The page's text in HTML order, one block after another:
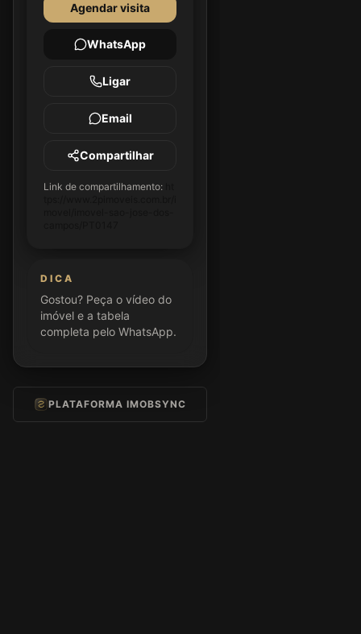
Agendar visita
WhatsApp
Ligar
Email
Compartilhar
Link de compartilhamento:
DICA
Gostou? Peça o vídeo do
imóvel e a tabela
completa pelo WhatsApp.
PLATAFORMA IMOBSYNC